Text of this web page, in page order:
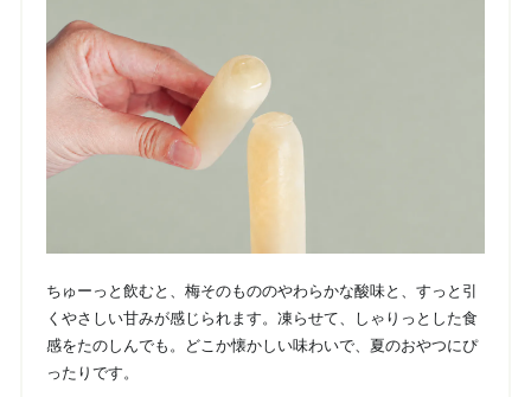
ちゅーっと飲むと、梅そのもののやわらかな酸味と、すっと引
くやさしい甘みが感じられます。凍らせて、しゃりっとした食
感をたのしんでも。どこか懐かしい味わいで、夏のおやつにぴ
ったりです。